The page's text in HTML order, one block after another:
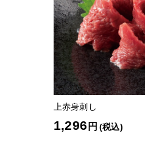
上赤身刺し
1,296 円 (税込)